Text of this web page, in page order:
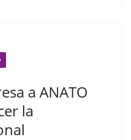
a ANATO
la